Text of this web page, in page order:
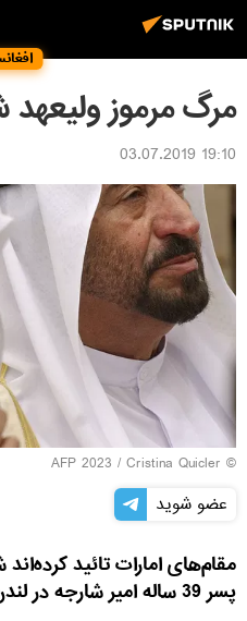
مرگ مرموز ولیعهد
19:10 03.07.2019
© AFP 2023 / Cristina Quicler
عضو شوید
مقام‌های امارات تائید
پسر 39 ساله امیر شارجه در لندن درگذشته است.